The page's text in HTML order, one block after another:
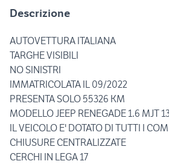
Descrizione
AUTOVETTURA ITALIANA
TARGHE VISIBILI
NO SINISTRI
IMMATRICOLATA IL 09/2022
PRESENTA SOLO 55326 KM
MODELLO JEEP RENEGADE 1.6 MJT
IL VEICOLO E' DOTATO DI TUTTI I
CHIUSURE CENTRALIZZATE
CERCHI IN LEGA 17